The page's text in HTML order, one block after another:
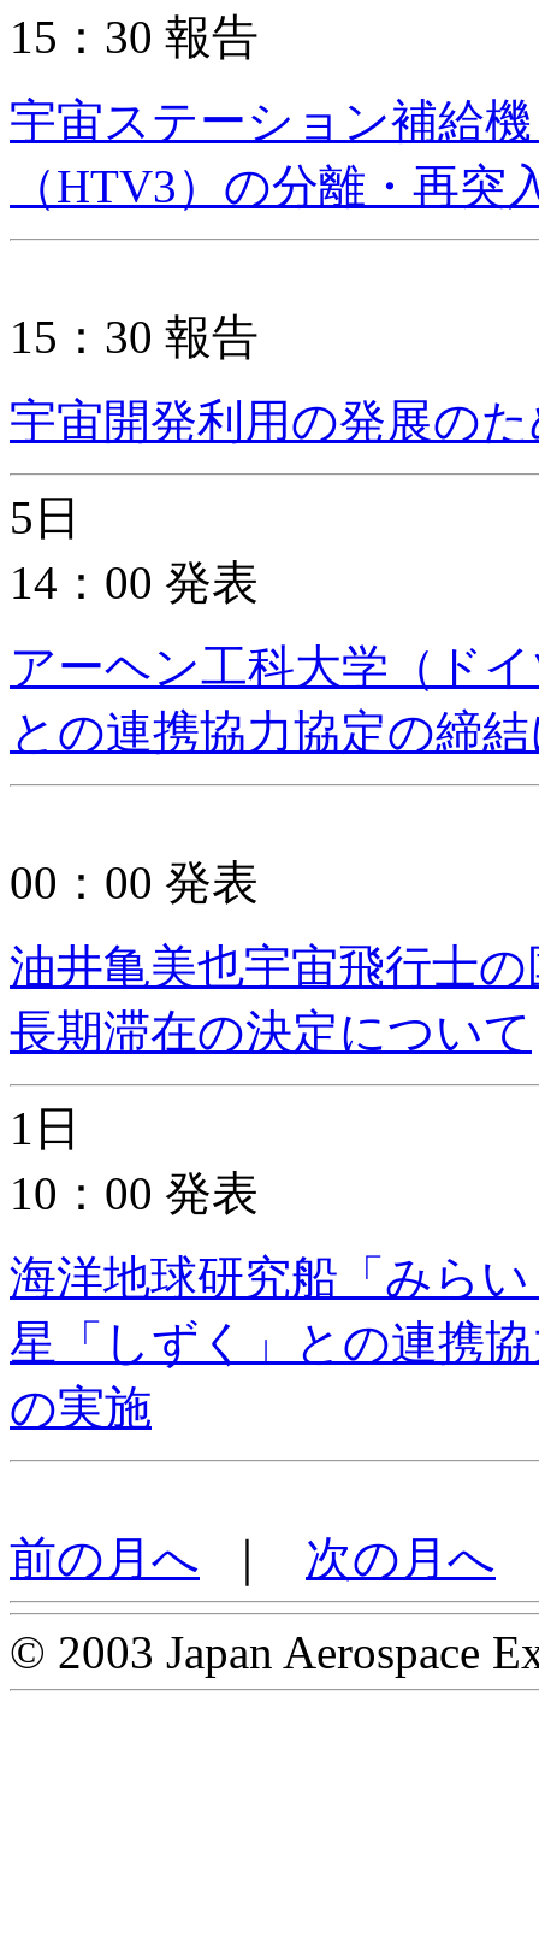
15：30 報告
宇宙ステーション補給
（HTV3）の分離・再突
15：30 報告
宇宙開発利用の発展の
5日
14：00 発表
アーヘン工科大学（ド
との連携協力協定の締
00：00 発表
油井亀美也宇宙飛行士
長期滞在の決定について
1日
10：00 発表
海洋地球研究船「みら
星「しずく」との連携
の実施
前の月へ
次の月へ
© 2003 Japan Aerospace